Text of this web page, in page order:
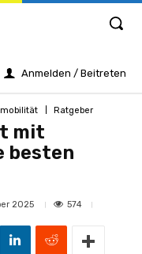
Anmelden / Beitreten
Ratgeber
mit
besten
2025 574